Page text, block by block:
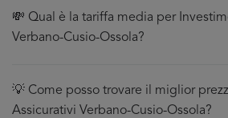
💸 Qual è la tariffa media per
Verbano-Cusio-Ossola?
💡 Come posso trovare il miglior
Assicurativi Verbano-Cusio-Ossola?